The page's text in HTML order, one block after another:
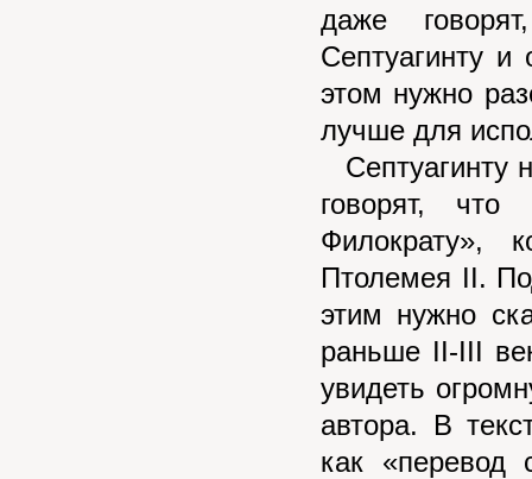
даже
Септуагинту и
этом нужно
лучше для
Септуагинту
говорят,
Филократу»,
Птолемея II.
этим нужно
раньше II-III
увидеть
автора. В
как «перевод